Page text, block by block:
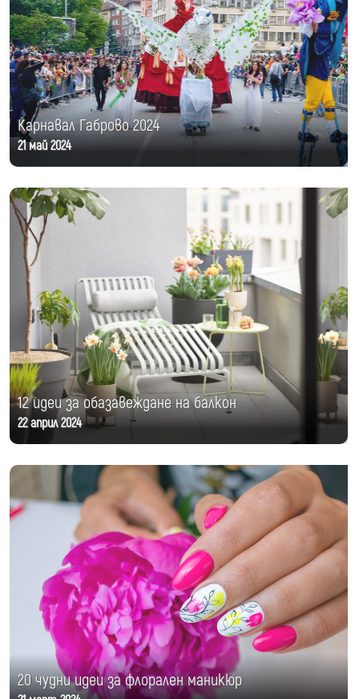
Карнавал Габрово 2024
21 май 2024
12 идеи за обазавеждане на балкон
22 април 2024
20 чудни идеи за флорален маникюр